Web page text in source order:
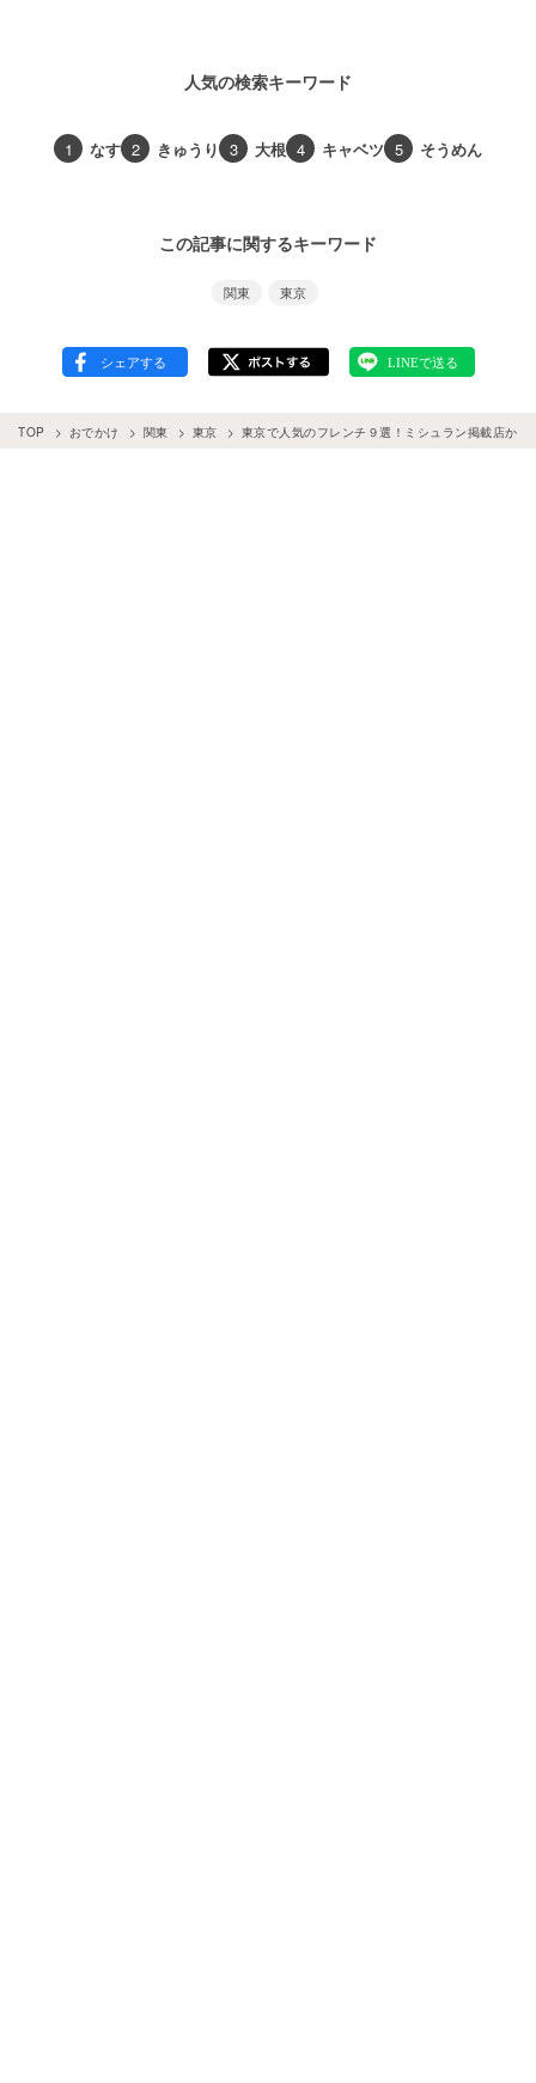
人気の検索キーワード
1 なす 2 きゅうり 3 大根 4 キャベツ 5 そうめん
この記事に関するキーワード
関東 東京
TOP おでかけ 関東 東京 東京で人気のフレンチ９選！ミシュラン掲載店から